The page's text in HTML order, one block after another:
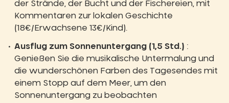
der Strände, der Bucht und der Fischereien, mit
Kommentaren zur lokalen Geschichte
(18€/Erwachsene 13€/Kind).
Ausflug zum Sonnenuntergang (1,5 Std.) :
Genießen Sie die musikalische Untermalung und
die wunderschönen Farben des Tagesendes mit
einem Stopp auf dem Meer, um den
Sonnenuntergang zu beobachten